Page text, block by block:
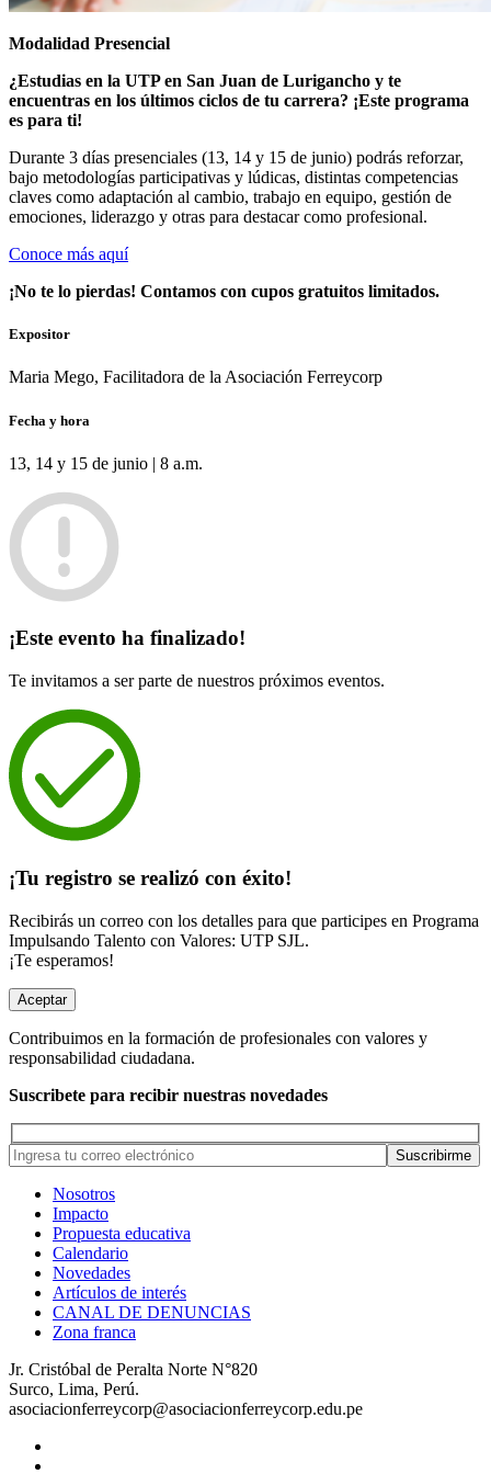
Modalidad Presencial
¿Estudias en la UTP en San Juan de Lurigancho y te
encuentras en los últimos ciclos de tu carrera? ¡Este programa
es para ti!
Durante 3 días presenciales (13, 14 y 15 de junio) podrás reforzar,
bajo metodologías participativas y lúdicas, distintas competencias
claves como adaptación al cambio, trabajo en equipo, gestión de
emociones, liderazgo y otras para destacar como profesional.
Conoce más aquí
¡No te lo pierdas! Contamos con cupos gratuitos limitados.
Expositor
Maria Mego, Facilitadora de la Asociación Ferreycorp
Fecha y hora
13, 14 y 15 de junio | 8 a.m.
¡Este evento ha finalizado!
Te invitamos a ser parte de nuestros próximos eventos.
¡Tu registro se realizó con éxito!
Recibirás un correo con los detalles para que participes en Programa
Impulsando Talento con Valores: UTP SJL.
¡Te esperamos!
Aceptar
Contribuimos en la formación de profesionales con valores y
responsabilidad ciudadana.
Suscribete para recibir nuestras novedades
Nosotros
Impacto
Propuesta educativa
Calendario
Novedades
Artículos de interés
CANAL DE DENUNCIAS
Zona franca
Jr. Cristóbal de Peralta Norte N°820
Surco, Lima, Perú.
asociacionferreycorp@asociacionferreycorp.edu.pe